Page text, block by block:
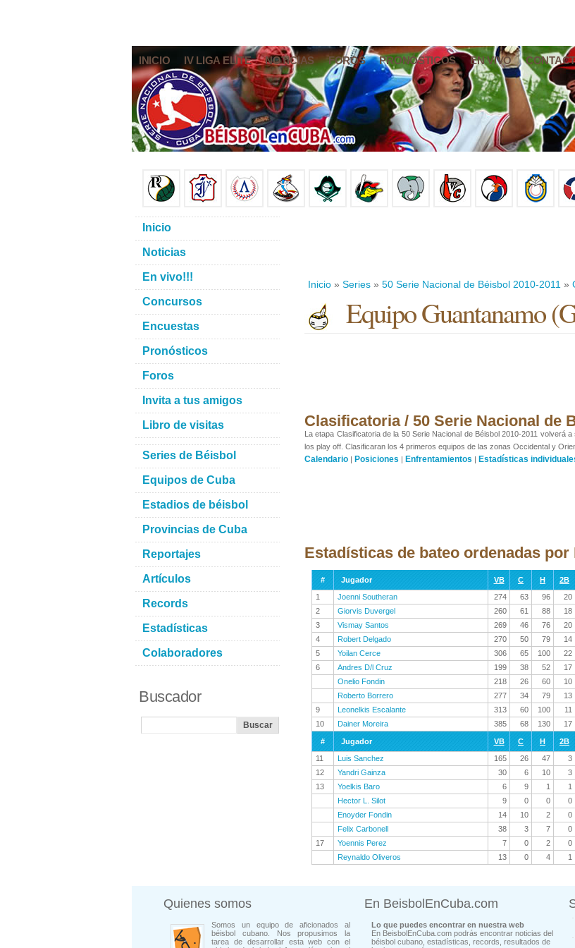
INICIO IV LIGA ELITE NOTICIAS FOROS PRONÓSTICOS EN VIVO
Inicio » Series » 50 Serie Nacional de Béisbol 2010-2011 »
Equipo Guantanamo
Clasificatoria / 50 Serie Nacional de
La etapa Clasificatoria de la 50 Serie Nacional de Béisbol 2010-2011
los play off. Clasificaran los 4 primeros equipos de las zonas Occidental y
Calendario | Posiciones | Enfrentamientos | Estadísticas
Estadísticas de bateo ordenadas
# Jugador VB C H 2B
1
Joenni Southeran 274 63 96 20
2
Giorvis Duvergel 260 61 88 18
3
Vismay Santos 269 46 76 20
4
Robert Delgado 270 50 79 14
5
Yoilan Cerce 306 65 100 22
6
Andres D/l Cruz 199 38 52 17
Onelio Fondin
218 26 60 10
Roberto Borrero
277 34 79 13
9
Leonelkis Escalante 313 60 100 11
10
Dainer Moreira 385 68 130 17
# Jugador VB C H 2B
11
Luis Sanchez 165 26 47 3
12
Yandri Gainza 30 6 10 3
13
Yoelkis Baro 6 9 1 1
Hector L. Silot
9 0 0 0
Enoyder Fondin
14 10 2 0
Felix Carbonell
38 3 7 0
17
Yoennis Perez 7 0 2 0
Reynaldo Oliveros
13 0 4 1
Inicio
Noticias
En vivo!!!
Concursos
Encuestas
Pronósticos
Foros
Invita a tus amigos
Libro de visitas
Series de Béisbol
Equipos de Cuba
Estadios de béisbol
Provincias de Cuba
Reportajes
Artículos
Records
Estadísticas
Colaboradores
Buscador
Quienes somos
Somos un equipo de aficionados al
béisbol cubano. Nos propusimos la
tarea de desarrollar esta web con el
En BeisbolEnCuba.com
Lo que puedes encontrar en nuestra web
En BeisbolEnCuba.com podrás encontrar noticias del
béisbol cubano, estadísticas, records, resultados de